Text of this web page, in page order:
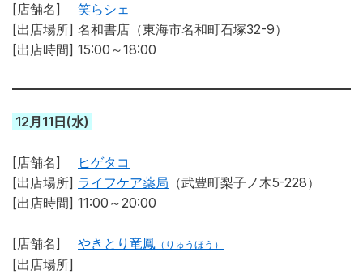
[店舗名] 笑らシェ
[出店場所] 名和書店（東海市名和町石塚32-9）
[出店時間] 15:00～18:00
12月11日(水)
[店舗名]
ヒゲタコ
[出店場所] ライフケア薬局 （武豊町梨子ノ木5-228）
[出店時間] 11:00～20:00
[店舗名] やきとり竜鳳 （りゅうほう）
[出店場所]